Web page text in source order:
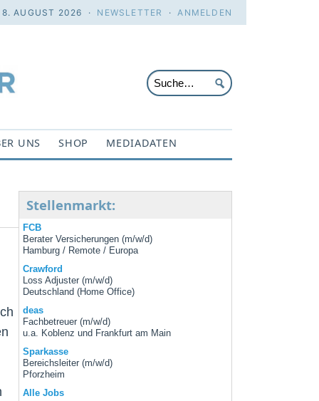
8. AUGUST 2026 · NEWSLETTER ·ANMELDEN
UNS SHOP MEDIADATEN
Stellenmarkt:
FCB
Berater Versicherungen (m/w/d)
Hamburg / Remote / Europa
Crawford
Loss Adjuster (m/w/d)
Deutschland (Home Office)
deas
Fachbetreuer (m/w/d)
u.a. Koblenz und Frankfurt am Main
Sparkasse
Bereichsleiter (m/w/d)
Pforzheim
Alle Jobs